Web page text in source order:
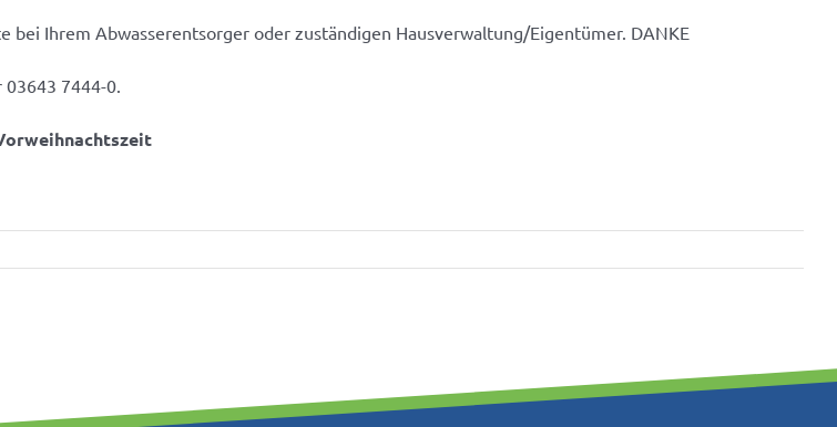
bei Ihrem Abwasserentsorger oder zuständigen Hausverwaltung/Eigentümer. DANKE
7444-0.